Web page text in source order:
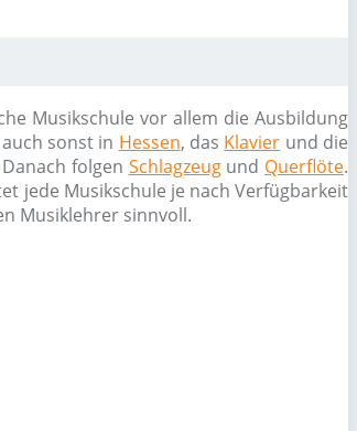
Musikschule vor allem die Ausbildung
sonst in Hessen, das Klavier und die
folgen Schlagzeugund Querflöte.
jede Musikschule je nach Verfügbarkeit
Musiklehrer sinnvoll.